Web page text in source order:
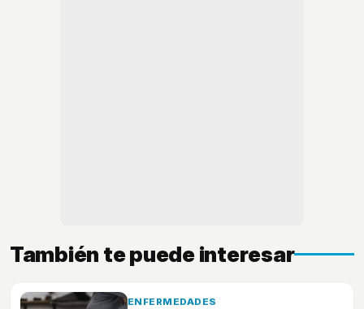
También te puede interesar
ENFERMEDADES